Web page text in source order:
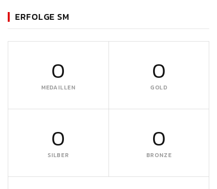
ERFOLGE SM
0
MEDAILLEN
0
GOLD
0
SILBER
0
BRONZE